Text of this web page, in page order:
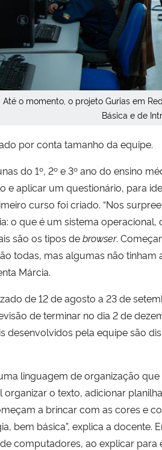
Até o momento, o projeto Gurias em
Básica e de
por conta tamanho da equipe.
do 1º, 2º e 3º ano do ensino
aplicar um questionário, para
curso foi criado. “Nos
o que é um sistema
são os tipos debrowser.
todas, mas algumas não
Márcia.
de 12 de agosto a 23 de
de terminar no dia 2 de
pela equipe são
linguagem de organização
o texto, adicionar
a brincar com as cores e
bem básica”, explica a docente.
computadores, ao explicar